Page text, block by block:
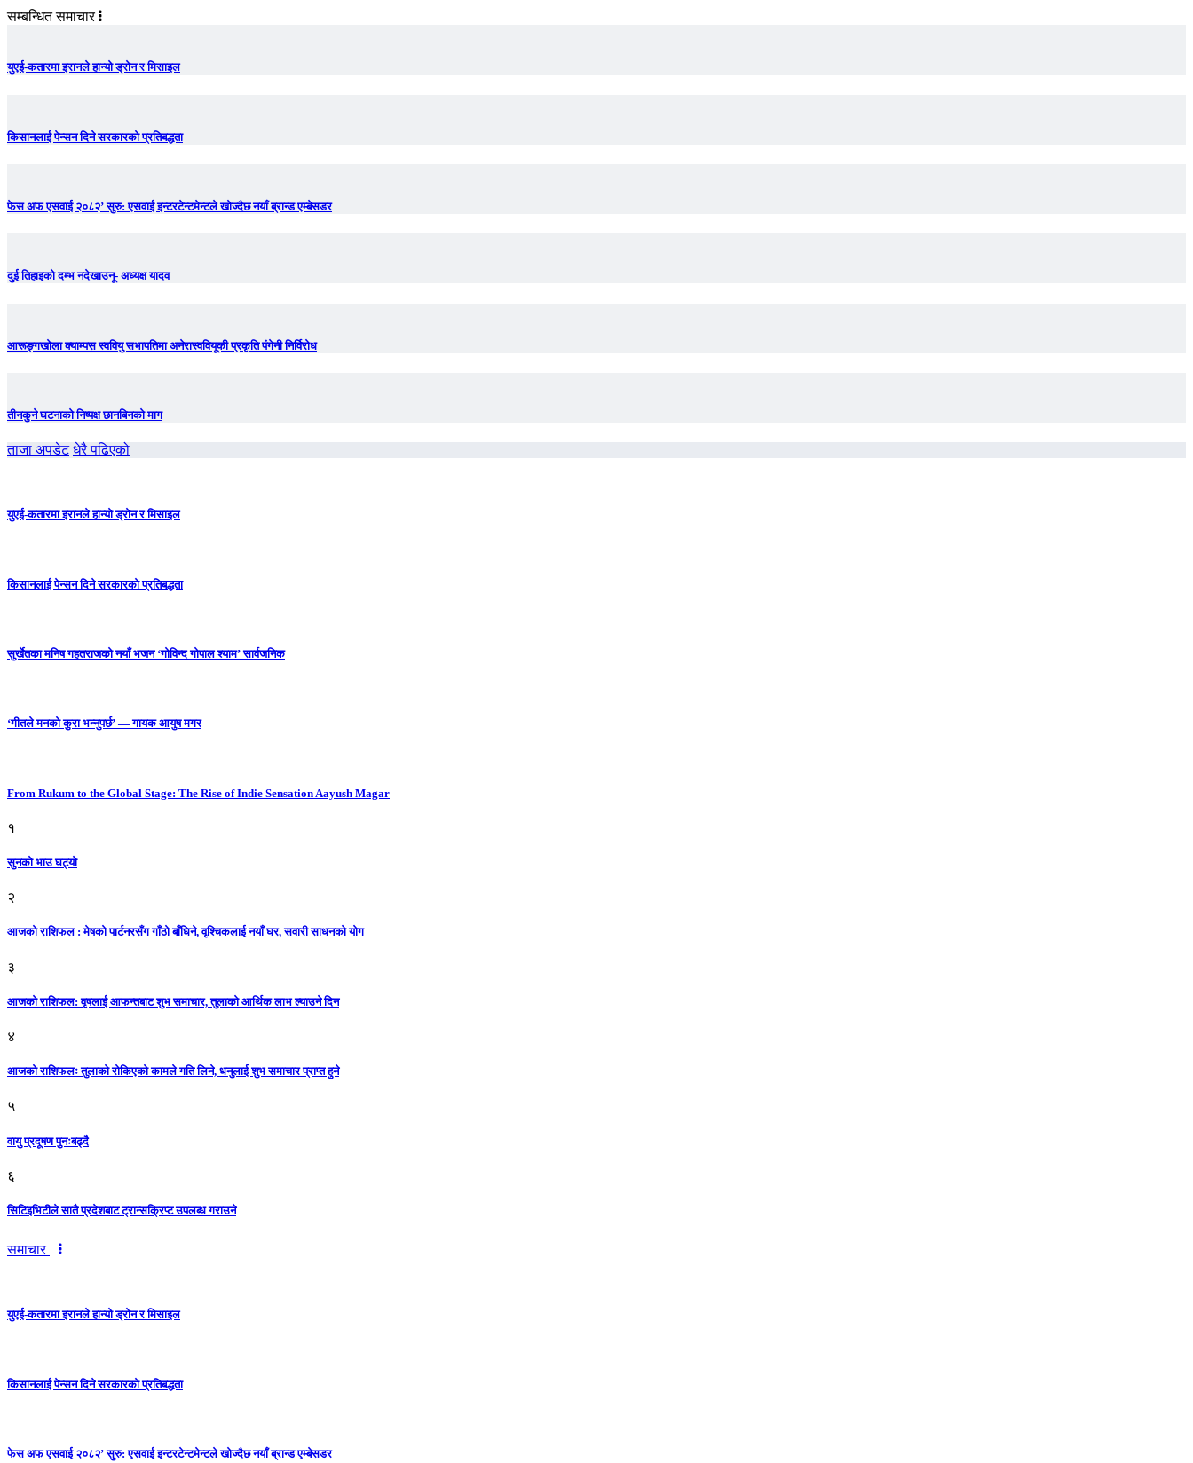
सम्बन्धित समाचार
युएई-कतारमा इरानले हान्यो ड्रोन र मिसाइल
किसानलाई पेन्सन दिने सरकारको प्रतिबद्धता
फेस अफ एसवाई २०८२’ सुरु: एसवाई इन्टरटेन्टमेन्टले खोज्दैछ नयाँ ब्रान्ड एम्बेसडर
दुई तिहाइको दम्भ नदेखाउनू- अध्यक्ष यादव
आरूङ्गखोला क्याम्पस स्ववियु सभापतिमा अनेरास्ववियूकी प्रकृति पंगेनी निर्विरोध
तीनकुने घटनाकाे निष्पक्ष छानबिनकाे माग
ताजा अपडेट धेरै पढिएको
युएई-कतारमा इरानले हान्यो ड्रोन र मिसाइल
किसानलाई पेन्सन दिने सरकारको प्रतिबद्धता
सुर्खेतका मनिष गहतराजको नयाँ भजन ‘गोविन्द गोपाल श्याम’ सार्वजनिक
‘गीतले मनको कुरा भन्नुपर्छ’ — गायक आयुष मगर
From Rukum to the Global Stage: The Rise of Indie Sensation Aayush Magar
१
सुनको भाउ घट्याे
२
आजको राशिफल : मेषको पार्टनरसँग गाँठो बाँधिने, वृश्चिकलाई नयाँ घर, सवारी साधनकाे याेग
३
आजकाे राशिफल: वृषलाई आफन्तबाट शुभ समाचार, तुलाकाे आर्थिक लाभ ल्याउने दिन
४
आजको राशिफलः तुलाकाे रोकिएको कामले गति लिने, धनुलाई शुभ समाचार प्राप्त हुने
५
वायु प्रदूषण पुनःबढ्दै
६
सिटिइभिटीले सातै प्रदेशबाट ट्रान्सक्रिप्ट उपलब्ध गराउने
समाचार
युएई-कतारमा इरानले हान्यो ड्रोन र मिसाइल
किसानलाई पेन्सन दिने सरकारको प्रतिबद्धता
फेस अफ एसवाई २०८२’ सुरु: एसवाई इन्टरटेन्टमेन्टले खोज्दैछ नयाँ ब्रान्ड एम्बेसडर